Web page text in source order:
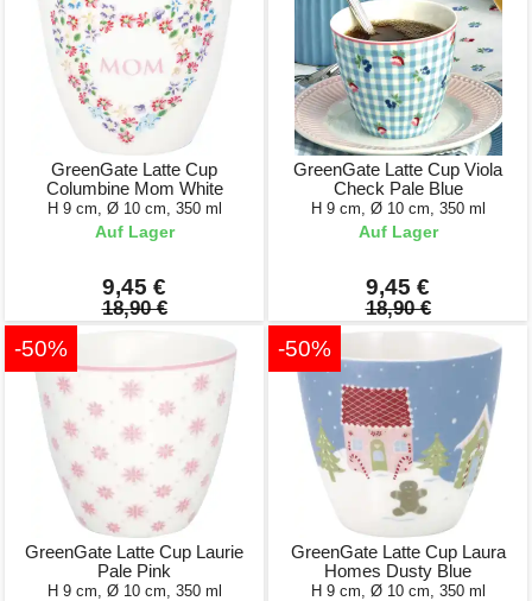
GreenGate Latte Cup
Columbine Mom White
H 9 cm, Ø 10 cm, 350 ml
Auf Lager
9,45 €
18,90 €
GreenGate Latte Cup Viola
Check Pale Blue
H 9 cm, Ø 10 cm, 350 ml
Auf Lager
9,45 €
18,90 €
-50%
GreenGate Latte Cup Laurie
Pale Pink
H 9 cm, Ø 10 cm, 350 ml
-50%
GreenGate Latte Cup Laura
Homes Dusty Blue
H 9 cm, Ø 10 cm, 350 ml